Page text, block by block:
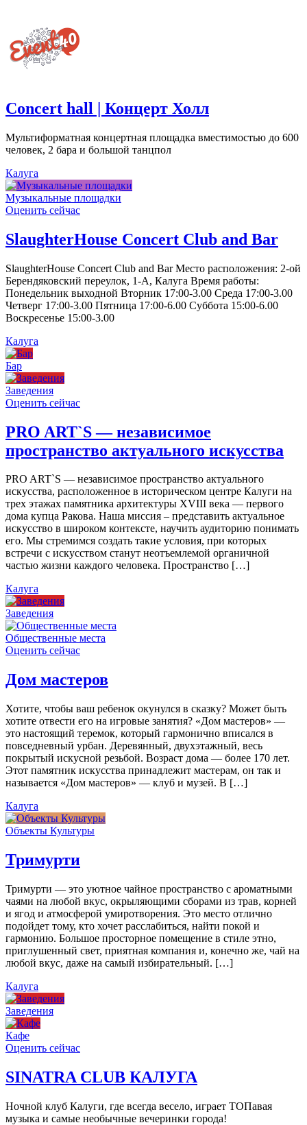
Concert hall | Концерт Холл
Мультиформатная концертная площадка вместимостью до 600
человек, 2 бара и большой танцпол
Калуга
Музыкальные площадки
Оценить сейчас
SlaughterHouse Concert Club and Bar
SlaughterHouse Concert Club and Bar Место расположения: 2-ой
Берендяковский переулок, 1-А, Калуга Время работы:
Понедельник выходной Вторник 17:00-3.00 Среда 17:00-3.00
Четверг 17:00-3.00 Пятница 17:00-6.00 Суббота 15:00-6.00
Воскресенье 15:00-3.00
Калуга
Бар
Заведения
Оценить сейчас
PRO ART`S — независимое
пространство актуального искусства
PRO ART`S — независимое пространство актуального
искусства, расположенное в историческом центре Калуги на
трех этажах памятника архитектуры XVIII века — первого
дома купца Ракова. Наша миссия – представить актуальное
искусство в широком контексте, научить аудиторию понимать
его. Мы стремимся создать такие условия, при которых
встречи с искусством станут неотъемлемой органичной
частью жизни каждого человека. Пространство […]
Калуга
Заведения
Общественные места
Оценить сейчас
Дом мастеров
Хотите, чтобы ваш ребенок окунулся в сказку? Может быть
хотите отвести его на игровые занятия? «Дом мастеров» —
это настоящий теремок, который гармонично вписался в
повседневный урбан. Деревянный, двухэтажный, весь
покрытый искусной резьбой. Возраст дома — более 170 лет.
Этот памятник искусства принадлежит мастерам, он так и
называется «Дом мастеров» — клуб и музей. В […]
Калуга
Объекты Культуры
Тримурти
Тримурти — это уютное чайное пространство с ароматными
чаями на любой вкус, окрыляющими сборами из трав, корней
и ягод и атмосферой умиротворения. Это место отлично
подойдет тому, кто хочет расслабиться, найти покой и
гармонию. Большое просторное помещение в стиле этно,
приглушенный свет, приятная компания и, конечно же, чай на
любой вкус, даже на самый избирательный. […]
Калуга
Заведения
Кафе
Оценить сейчас
SINATRA CLUB КАЛУГА
Ночной клуб Калуги, где всегда весело, играет ТОПавая
музыка и самые необычные вечеринки города!